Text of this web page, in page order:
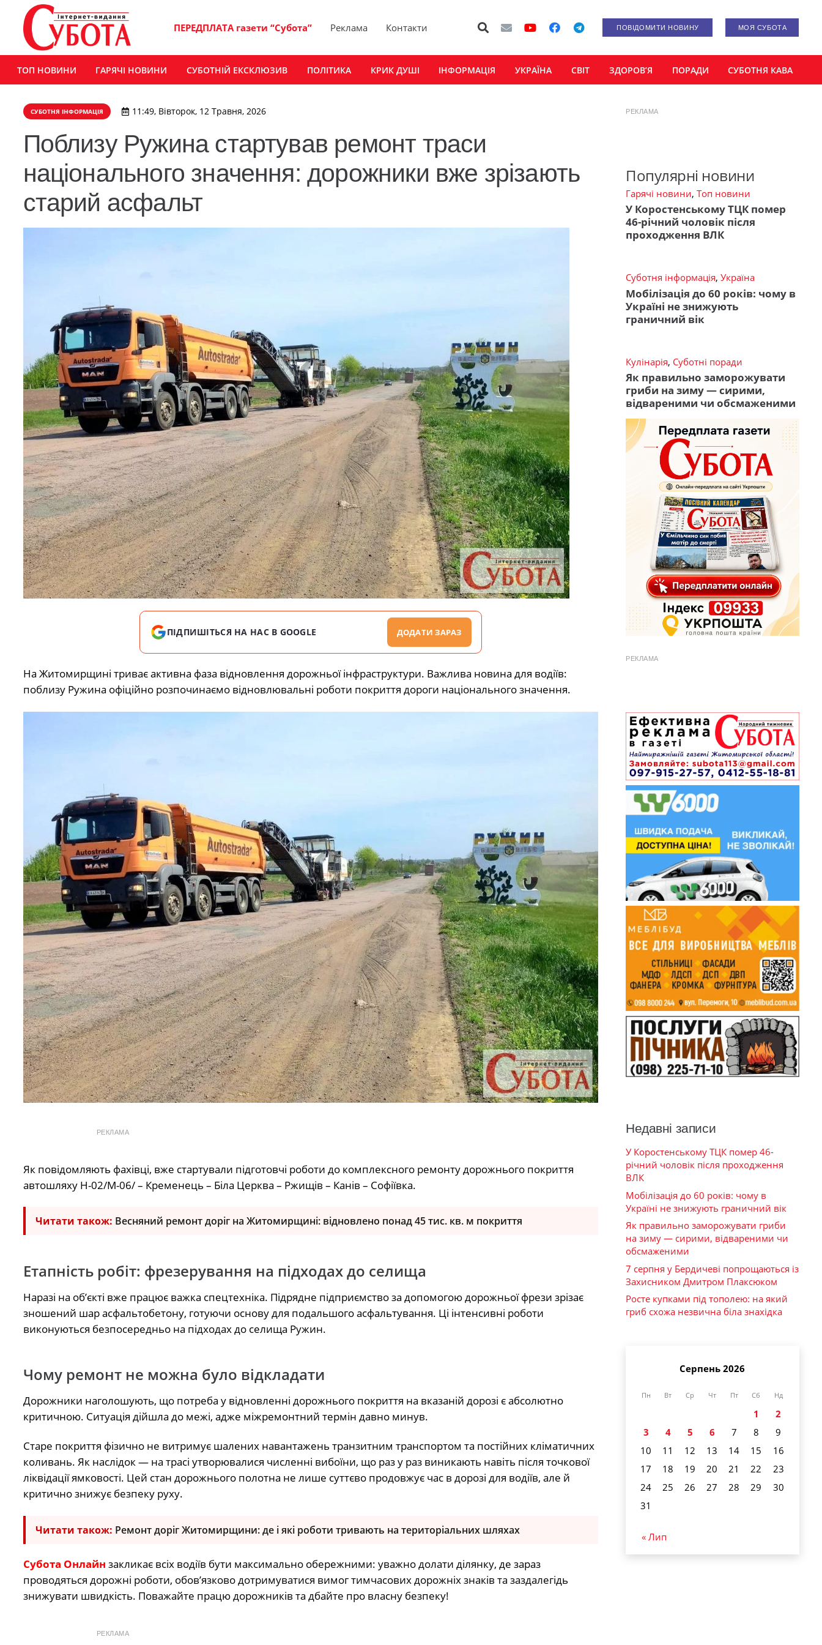
ПЕРЕДПЛАТА газети “Субота” Реклама Контакти ПОВІДОМИТИ НОВИНУ МОЯ СУБОТА
ТОП НОВИНИ ГАРЯЧІ НОВИНИ СУБОТНІЙ ЕКСКЛЮЗИВ ПОЛІТИКА КРИК ДУШІ ІНФОРМАЦІЯ УКРАЇНА СВІТ ЗДОРОВ’Я ПОРАДИ СУБОТНЯ КАВА
СУБОТНЯ ІНФОРМАЦІЯ 11:49, Вівторок, 12 Травня, 2026
Поблизу Ружина стартував ремонт траси
національного значення: дорожники вже зрізають
старий асфальт
ПІДПИШІТЬСЯ НА НАС В GOOGLE ДОДАТИ ЗАРАЗ
На Житомирщині триває активна фаза відновлення дорожньої інфраструктури. Важлива новина для водіїв:
поблизу Ружина офіційно розпочинаємо відновлювальні роботи покриття дороги національного значення.
РЕКЛАМА
Як повідомляють фахівці, вже стартували підготовчі роботи до комплексного ремонту дорожнього покриття
автошляху Н-02/М-06/ – Кременець – Біла Церква – Ржищів – Канів – Софіївка.
Читати також: Весняний ремонт доріг на Житомирщині: відновлено понад 45 тис. кв. м покриття
Етапність робіт: фрезерування на підходах до селища
Наразі на об’єкті вже працює важка спецтехніка. Підрядне підприємство за допомогою дорожньої фрези зрізає
зношений шар асфальтобетону, готуючи основу для подальшого асфальтування. Ці інтенсивні роботи
виконуються безпосередньо на підходах до селища Ружин.
Чому ремонт не можна було відкладати
Дорожники наголошують, що потреба у відновленні дорожнього покриття на вказаній дорозі є абсолютно
критичною. Ситуація дійшла до межі, адже міжремонтний термін давно минув.
Старе покриття фізично не витримує шалених навантажень транзитним транспортом та постійних кліматичних
коливань. Як наслідок — на трасі утворювалися численні вибоїни, що раз у раз виникають навіть після точкової
ліквідації ямковості. Цей стан дорожнього полотна не лише суттєво продовжує час в дорозі для водіїв, але й
критично знижує безпеку руху.
Читати також: Ремонт доріг Житомирщини: де і які роботи тривають на територіальних шляхах
Субота Онлайн закликає всіх водіїв бути максимально обережними: уважно долати ділянку, де зараз
проводяться дорожні роботи, обов’язково дотримуватися вимог тимчасових дорожніх знаків та заздалегідь
знижувати швидкість. Поважайте працю дорожників та дбайте про власну безпеку!
РЕКЛАМА
РЕКЛАМА
Популярні новини
Гарячі новини, Топ новини
У Коростенському ТЦК помер
46-річний чоловік після
проходження ВЛК
Суботня інформація, Україна
Мобілізація до 60 років: чому в
Україні не знижують
граничний вік
Кулінарія, Суботні поради
Як правильно заморожувати
гриби на зиму — сирими,
відвареними чи обсмаженими
РЕКЛАМА
Недавні записи
У Коростенському ТЦК помер 46-
річний чоловік після проходження
ВЛК
Мобілізація до 60 років: чому в
Україні не знижують граничний вік
Як правильно заморожувати гриби
на зиму — сирими, відвареними чи
обсмаженими
7 серпня у Бердичеві попрощаються із
Захисником Дмитром Плаксюком
Росте купками під тополею: на який
гриб схожа незвична біла знахідка
Серпень 2026
Пн Вт Ср Чт Пт Сб Нд
1
2
3
4 5 6 7 8
9
10
11 12 13 14 15
16
17
18 19 20 21 22
23
24
25 26 27 28 29
30
31
« Лип